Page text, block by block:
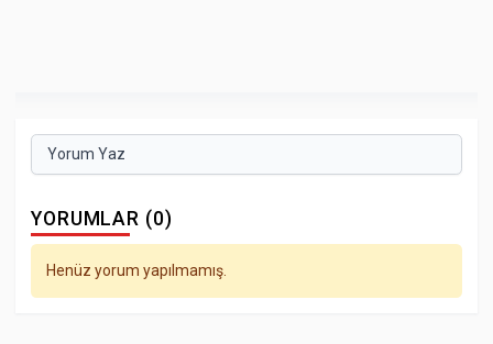
Yorum Yaz
YORUMLAR (0)
Henüz yorum yapılmamış.